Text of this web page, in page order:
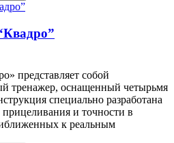
представляет собой
тренажер, оснащенный четырьмя
специально разработана
прицеливания и точности в
к реальным